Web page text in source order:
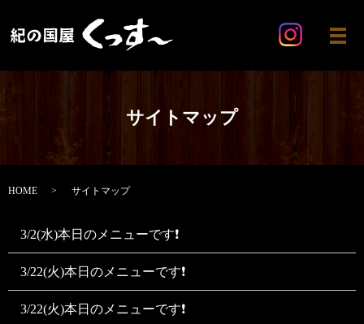
メ
サイトマップ
HOME サイトマップ
3/2(水)本日のメニューです❗
3/22(火)本日のメニューです❗
3/22(火)本日のメニューです❗